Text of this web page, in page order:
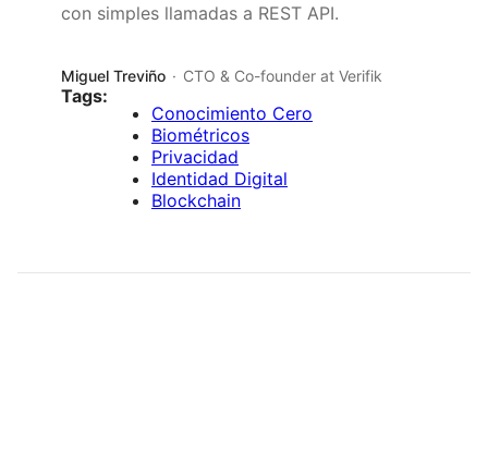
con simples llamadas a REST API.
Miguel Treviño CTO & Co-founder at Verifik
Tags:
Conocimiento Cero
Biométricos
Privacidad
Identidad Digital
Blockchain